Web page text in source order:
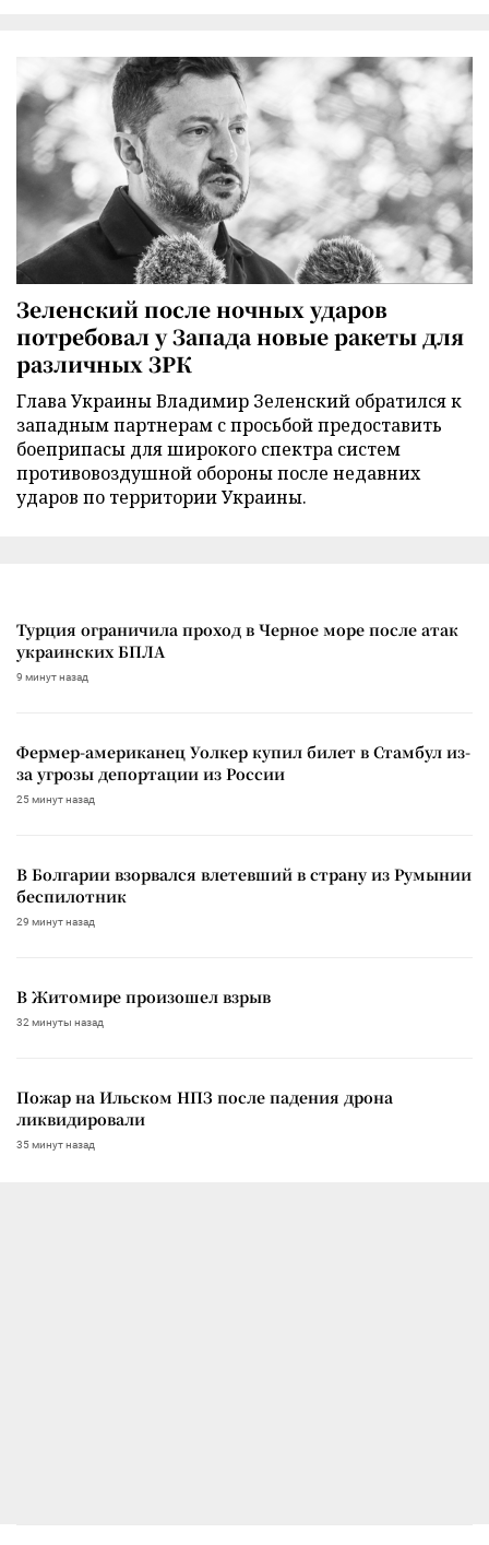
Зеленский после ночных ударов
потребовал у Запада новые ракеты для
различных ЗРК
Глава Украины Владимир Зеленский обратился к
западным партнерам с просьбой предоставить
боеприпасы для широкого спектра систем
противовоздушной обороны после недавних
ударов по территории Украины.
Турция ограничила проход в Черное море после атак
украинских БПЛА
9 минут назад
Фермер-американец Уолкер купил билет в Стамбул из-
за угрозы депортации из России
25 минут назад
В Болгарии взорвался влетевший в страну из Румынии
беспилотник
29 минут назад
В Житомире произошел взрыв
32 минуты назад
Пожар на Ильском НПЗ после падения дрона
ликвидировали
35 минут назад